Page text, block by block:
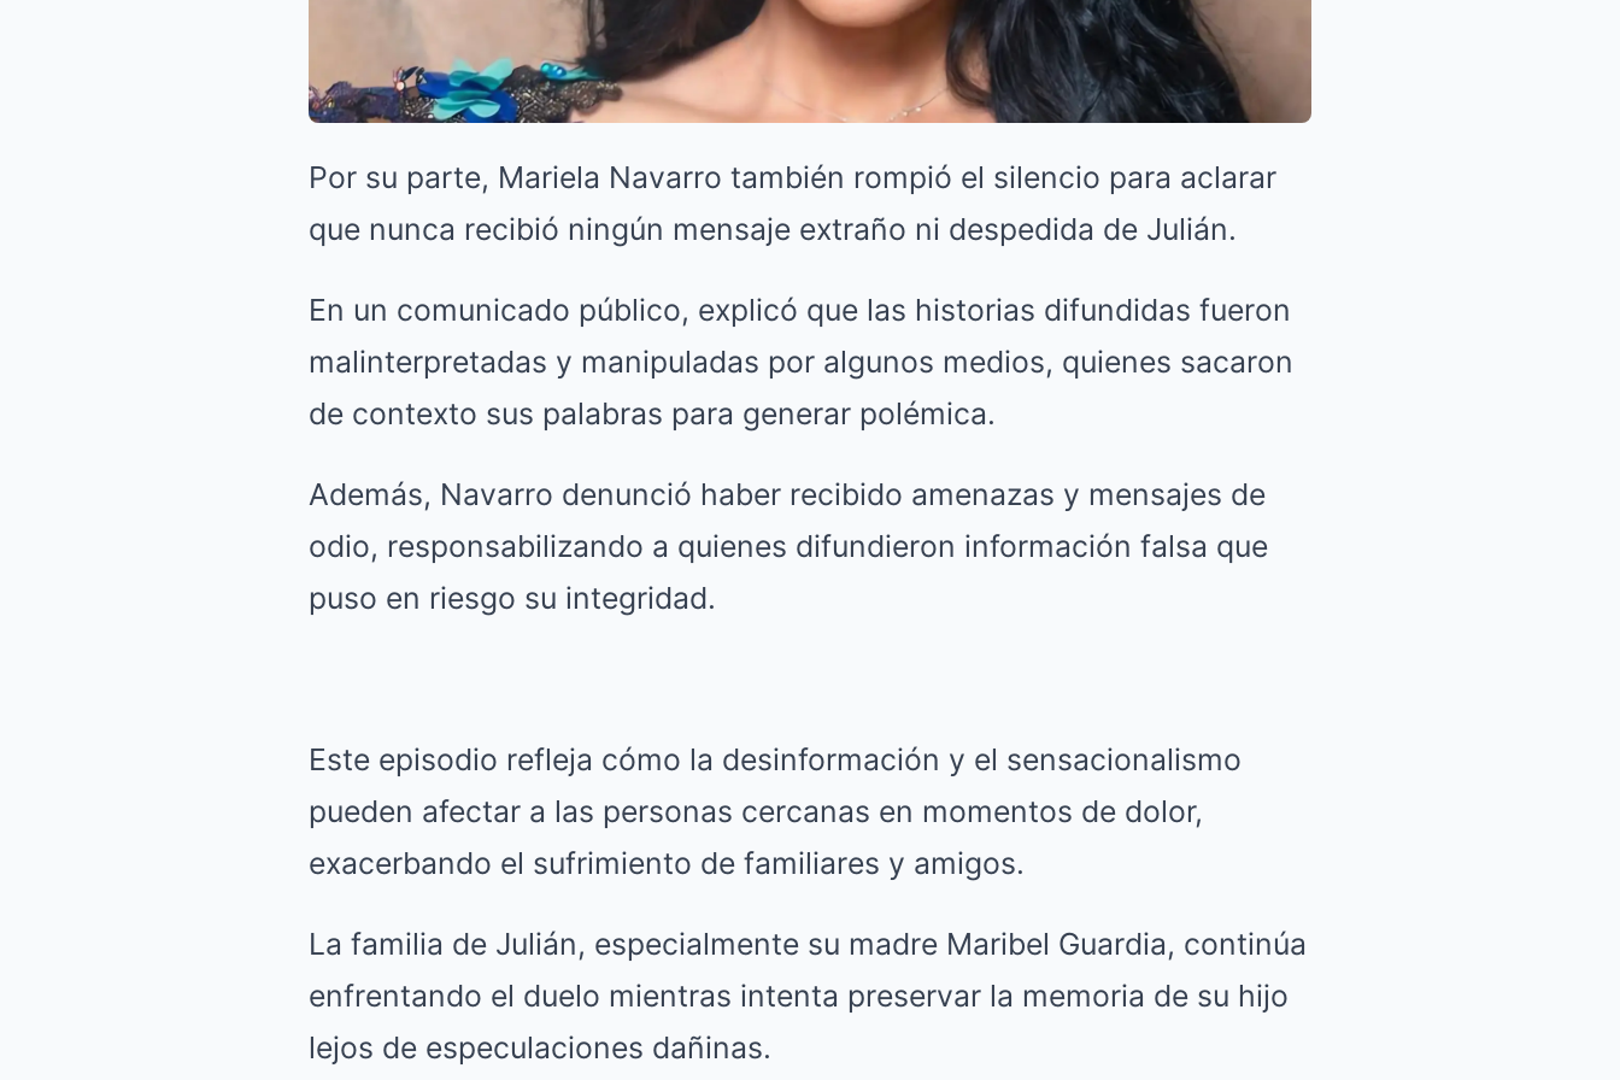
Por su parte, Mariela Navarro también rompió el silencio para aclarar
que nunca recibió ningún mensaje extraño ni despedida de Julián.
En un comunicado público, explicó que las historias difundidas fueron
malinterpretadas y manipuladas por algunos medios, quienes sacaron
de contexto sus palabras para generar polémica.
Además, Navarro denunció haber recibido amenazas y mensajes de
odio, responsabilizando a quienes difundieron información falsa que
puso en riesgo su integridad.
Este episodio refleja cómo la desinformación y el sensacionalismo
pueden afectar a las personas cercanas en momentos de dolor,
exacerbando el sufrimiento de familiares y amigos.
La familia de Julián, especialmente su madre Maribel Guardia, continúa
enfrentando el duelo mientras intenta preservar la memoria de su hijo
lejos de especulaciones dañinas.